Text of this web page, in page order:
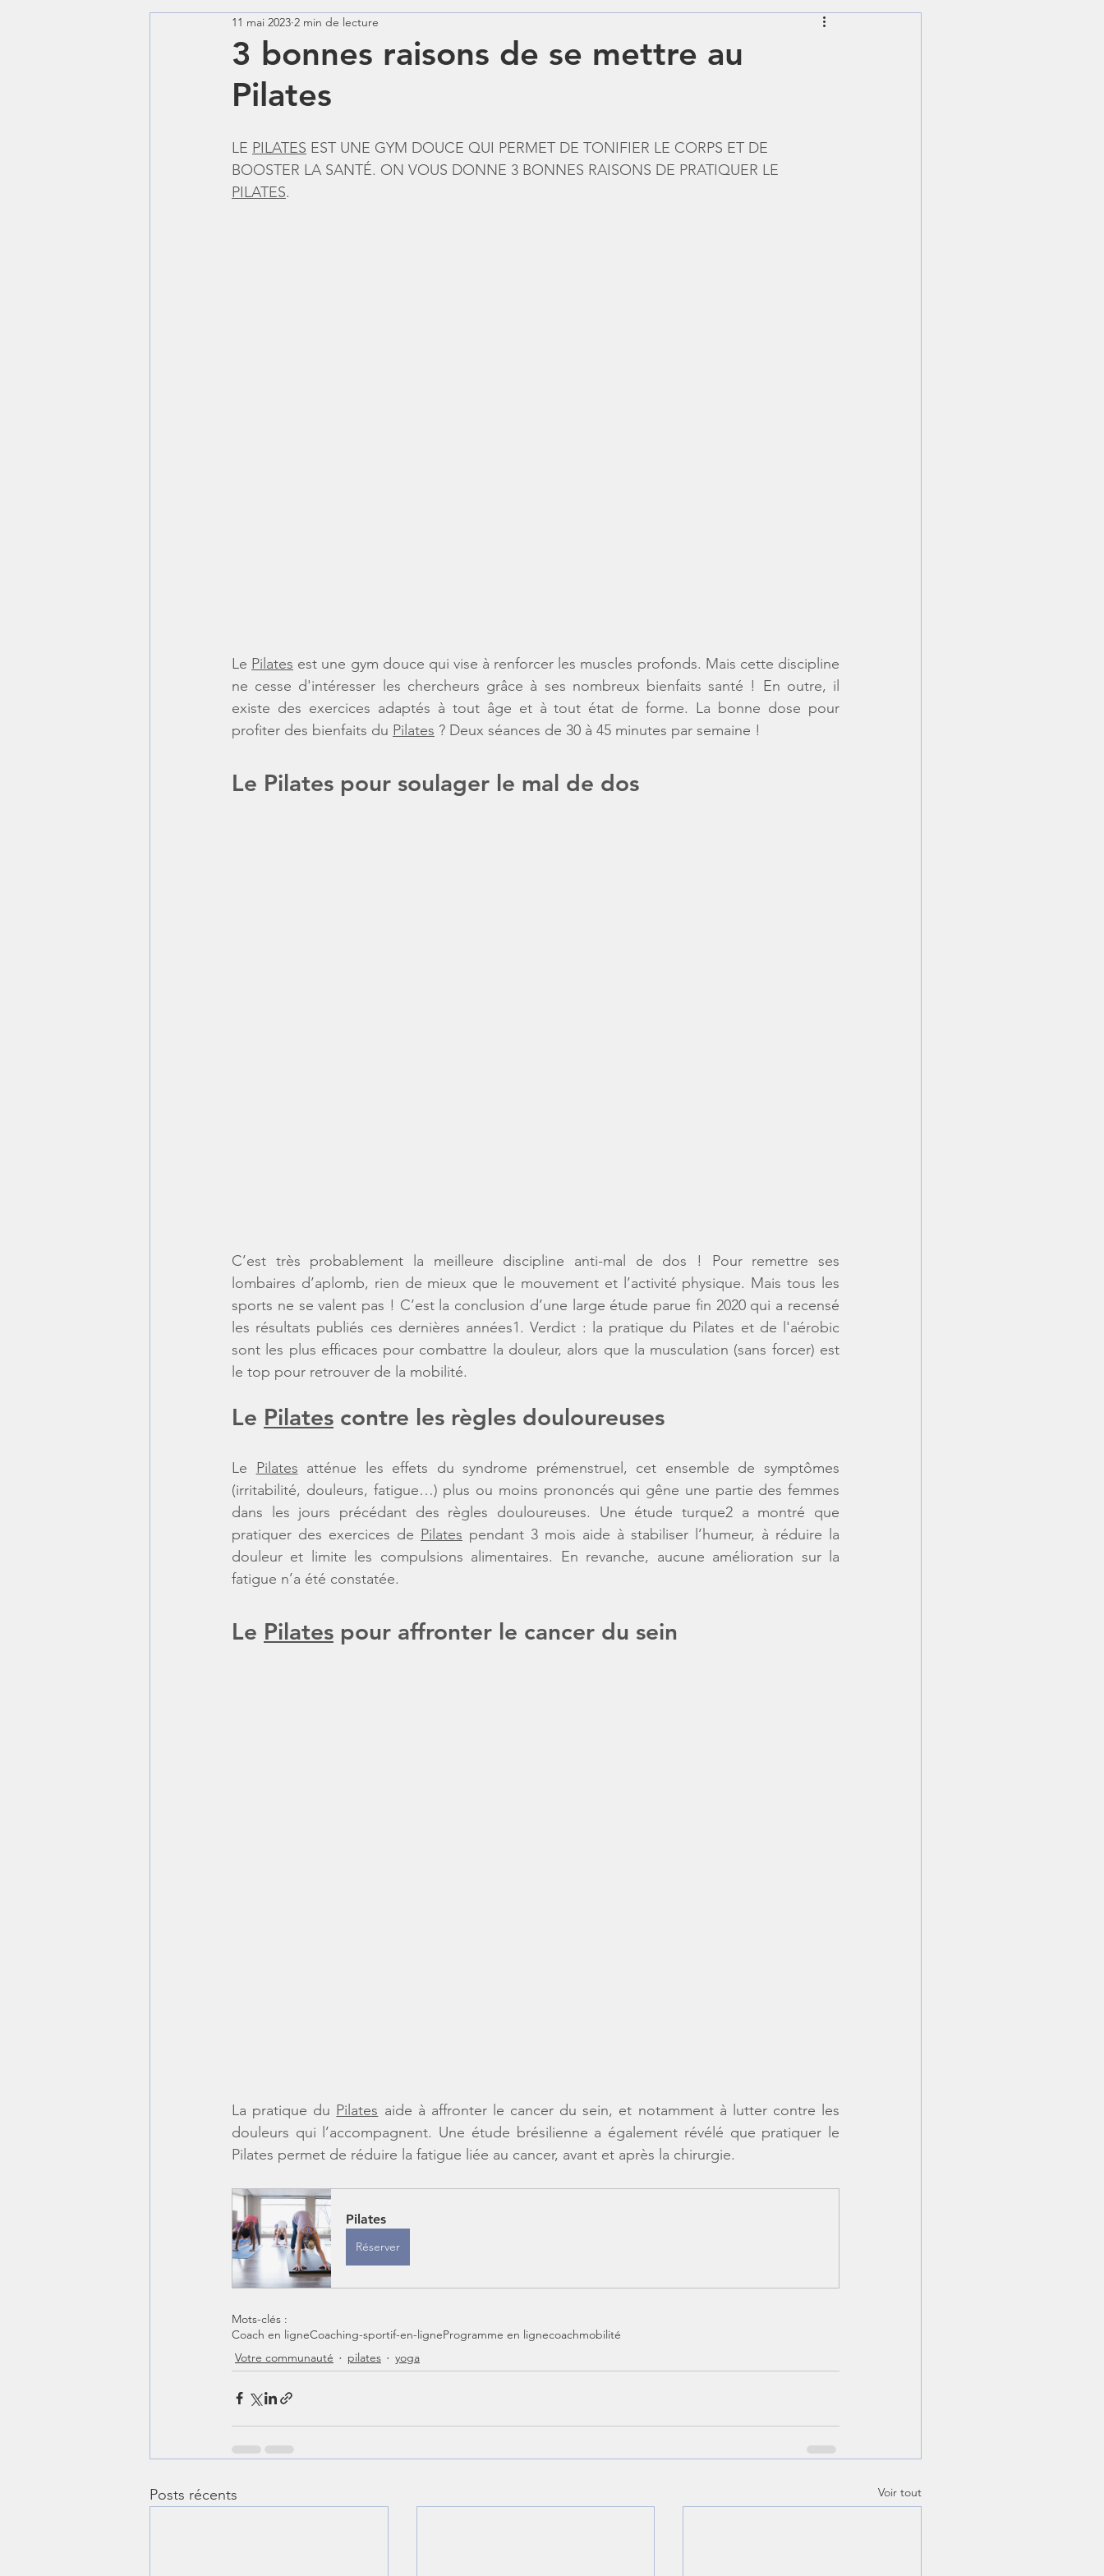
cross training yoga Coaching en ligne
3 bonnes raisons de se mettre au
Pilates
11 mai 2023 2 min de lecture
LE PILATES EST UNE GYM DOUCE QUI PERMET DE TONIFIER LE CORPS ET DE
BOOSTER LA SANTÉ. ON VOUS DONNE 3 BONNES RAISONS DE PRATIQUER LE
PILATES.
Le Pilates est une gym douce qui vise à renforcer les muscles profonds. Mais cette discipline
ne cesse d'intéresser les chercheurs grâce à ses nombreux bienfaits santé ! En outre, il
existe des exercices adaptés à tout âge et à tout état de forme. La bonne dose pour
profiter des bienfaits du Pilates ? Deux séances de 30 à 45 minutes par semaine !
Le Pilates pour soulager le mal de dos
C’est très probablement la meilleure discipline anti-mal de dos ! Pour remettre ses
lombaires d’aplomb, rien de mieux que le mouvement et l’activité physique. Mais tous les
sports ne se valent pas ! C’est la conclusion d’une large étude parue fin 2020 qui a recensé
les résultats publiés ces dernières années1. Verdict : la pratique du Pilates et de l'aérobic
sont les plus efficaces pour combattre la douleur, alors que la musculation (sans forcer) est
le top pour retrouver de la mobilité.
Le Pilates contre les règles douloureuses
Le Pilates atténue les effets du syndrome prémenstruel, cet ensemble de symptômes
(irritabilité, douleurs, fatigue…) plus ou moins prononcés qui gêne une partie des femmes
dans les jours précédant des règles douloureuses. Une étude turque2 a montré que
pratiquer des exercices de Pilates pendant 3 mois aide à stabiliser l’humeur, à réduire la
douleur et limite les compulsions alimentaires. En revanche, aucune amélioration sur la
fatigue n’a été constatée.
Le Pilates pour affronter le cancer du sein
La pratique du Pilates aide à affronter le cancer du sein, et notamment à lutter contre les
douleurs qui l’accompagnent. Une étude brésilienne a également révélé que pratiquer le
Pilates permet de réduire la fatigue liée au cancer, avant et après la chirurgie.
Pilates
Réserver
Mots-clés :
Coach en ligneCoaching-sportif-en-ligneProgramme en lignecoachmobilité
Votre communauté
pilates yoga
Posts récents Voir tout